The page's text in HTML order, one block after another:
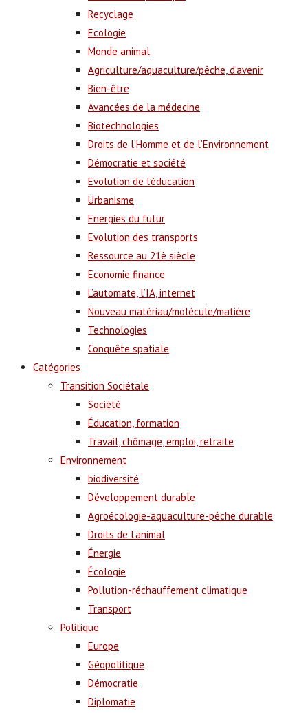
Recyclage
Ecologie
Monde animal
Agriculture/aquaculture/pêche, d’avenir
Bien-être
Avancées de la médecine
Biotechnologies
Droits de l’Homme et de l’Environnement
Démocratie et société
Evolution de l’éducation
Urbanisme
Energies du futur
Evolution des transports
Ressource au 21è siècle
Economie finance
L’automate, l’IA, internet
Nouveau matériau/molécule/matière
Technologies
Conquête spatiale
Catégories
Transition Sociétale
Société
Éducation, formation
Travail, chômage, emploi, retraite
Environnement
biodiversité
Développement durable
Agroécologie-aquaculture-pêche durable
Droits de l’animal
Énergie
Écologie
Pollution-réchauffement climatique
Transport
Politique
Europe
Géopolitique
Démocratie
Diplomatie